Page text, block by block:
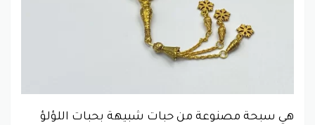
هي سبحة مصنوعة من حبات شبيهة بحبات اللؤلؤ